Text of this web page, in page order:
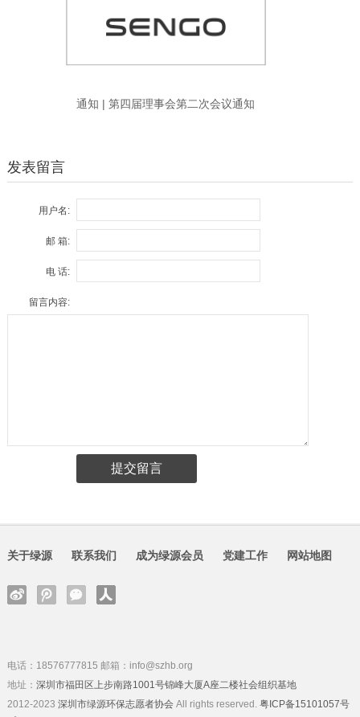
通知 | 第四届理事会第二次会议通知
发表留言
用户名:
邮 箱:
电 话:
留言内容:
关于绿源 联系我们 成为绿源会员 党建工作 网站地图
电话：18576777815 邮箱：info@szhb.org
地址： 深圳市福田区上步南路1001号锦峰大厦A座二楼社会组织基地
2012-2023 深圳市绿源环保志愿者协会All rights reserved. 粤ICP备15101057号